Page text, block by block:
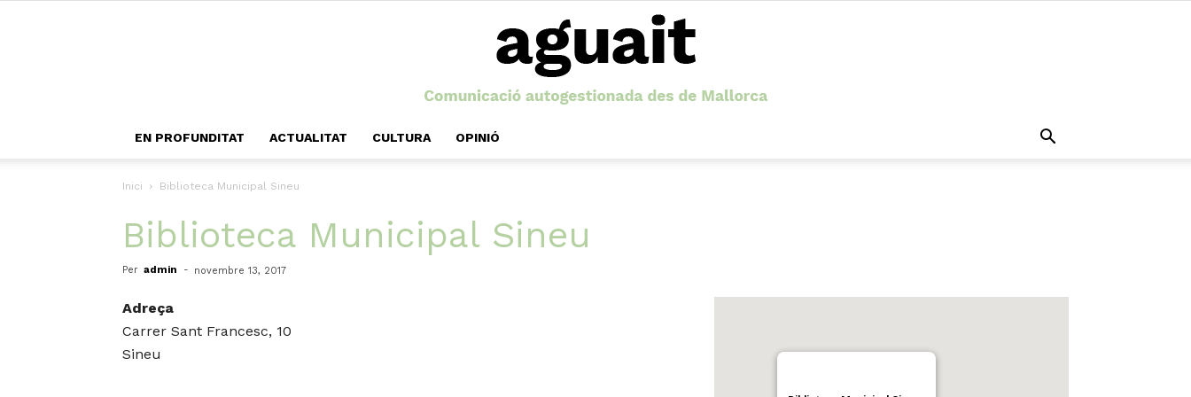
EN PROFUNDITAT ACTUALITAT CULTURA OPINIÓ
Inici Biblioteca Municipal Sineu
Biblioteca Municipal Sineu
Per admin - novembre 13, 2017
Adreça
Carrer Sant Francesc, 10
Sineu